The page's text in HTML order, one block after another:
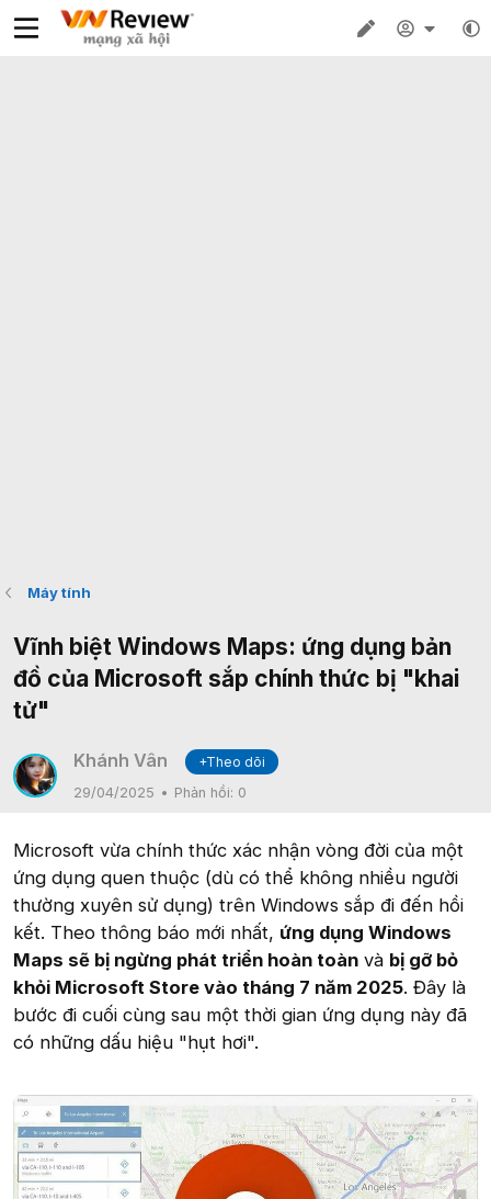
Máy tính
Vĩnh biệt Windows Maps: ứng dụng bản
đồ của Microsoft sắp chính thức bị "khai
tử"
Khánh Vân
+Theo dõi
29/04/2025
Phản hồi: 0
Microsoft vừa chính thức xác nhận vòng đời của một
ứng dụng quen thuộc (dù có thể không nhiều người
thường xuyên sử dụng) trên Windows sắp đi đến hồi
kết. Theo thông báo mới nhất, ứng dụng Windows
Maps sẽ bị ngừng phát triển hoàn toàn và bị gỡ bỏ
khỏi Microsoft Store vào tháng 7 năm 2025. Đây là
bước đi cuối cùng sau một thời gian ứng dụng này đã
có những dấu hiệu "hụt hơi".